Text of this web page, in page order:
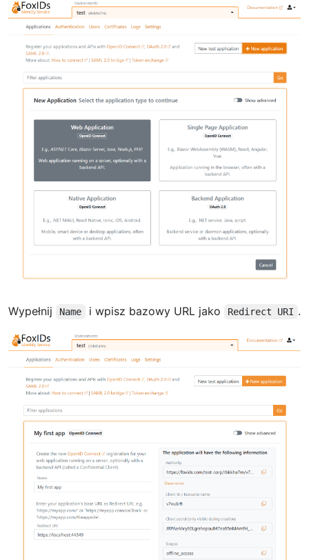
Wypełnij Name i wpisz bazowy URL jako Redirect URI .